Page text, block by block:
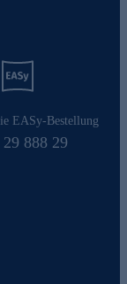
EASy-Bestellung
29 888 29